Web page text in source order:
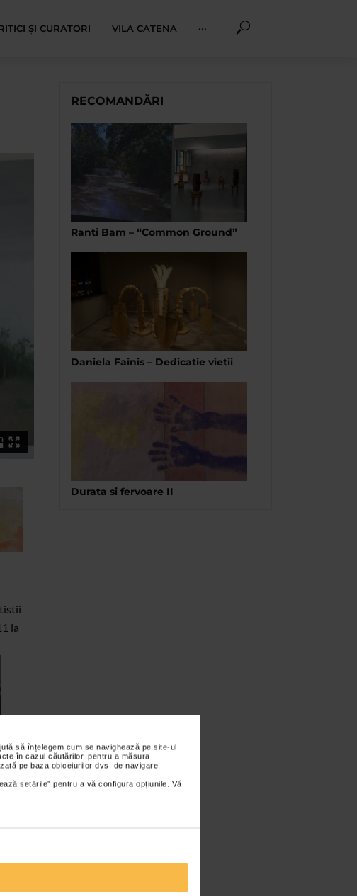
să înțelegem cum se navighează pe site-ul
în cazul căutărilor, pentru a măsura
pe baza obiceiurilor dvs. de navigare.
setările” pentru a vă configura opțiunile. Vă
ȘI CURATORI VILA CATENA ···
la
RECOMANDĂRI
Ranti Bam – “Common Ground”
Daniela Fainis – Dedicatie vietii
Durata si fervoare II